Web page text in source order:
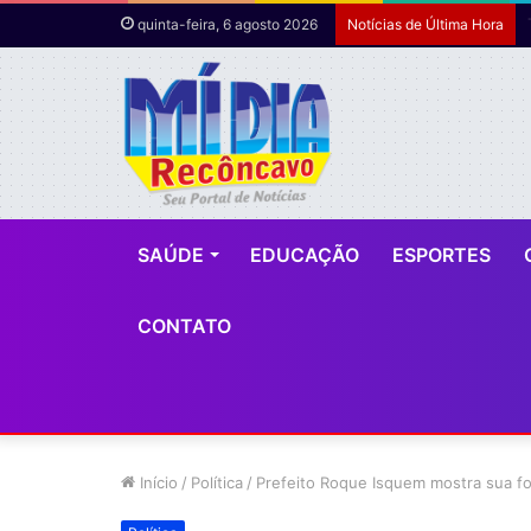
quinta-feira, 6 agosto 2026 Notícias de Última Hora
SAÚDE EDUCAÇÃO ESPORTES
CONTATO
Início / Política / Prefeito Roque Isquem mostra sua